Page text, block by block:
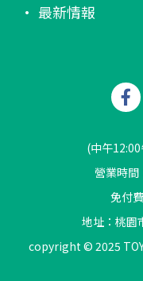
最新情報
(中午
營業時間
免付
地址：桃園
copyright © 2025